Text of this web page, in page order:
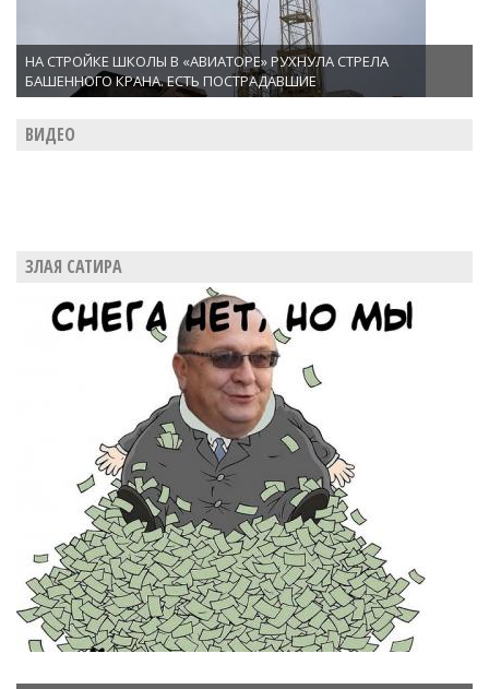
НА СТРОЙКЕ ШКОЛЫ В «АВИАТОРЕ» РУХНУЛА СТРЕЛА
БАШЕННОГО КРАНА. ЕСТЬ ПОСТРАДАВШИЕ
ВИДЕО
ЗЛАЯ САТИРА